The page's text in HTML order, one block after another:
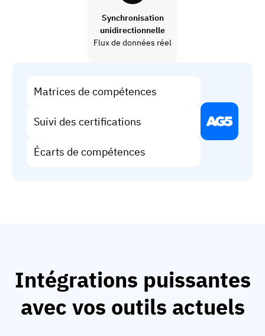
Synchronisation
unidirectionnelle
Flux de données réel
Matrices de compétences
Suivi des certifications
Écarts de compétences
Intégrations puissantes
avec vos outils actuels